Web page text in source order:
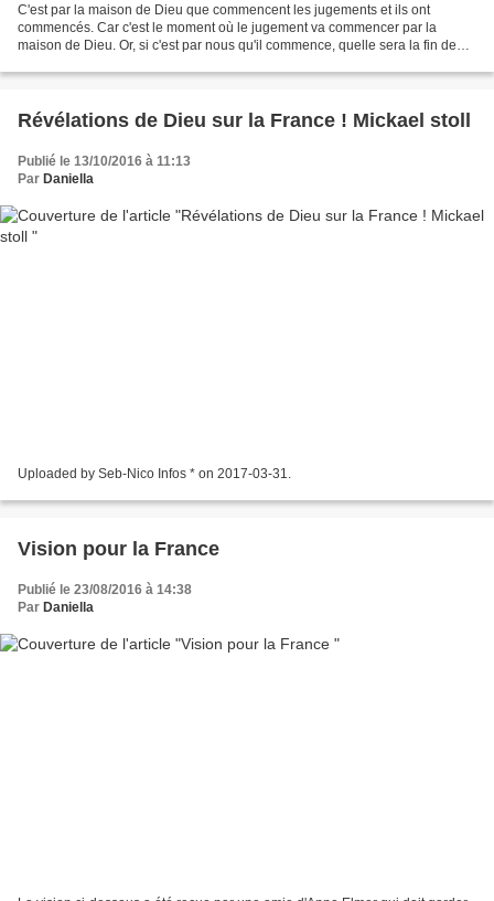
C'est par la maison de Dieu que commencent les jugements et ils ont
commencés. Car c'est le moment où le jugement va commencer par la
maison de Dieu. Or, si c'est par nous qu'il commence, quelle sera la fin de
Révélations de Dieu sur la France ! Mickael stoll
Publié le 13/10/2016 à 11:13
Par Daniella
Uploaded by Seb-Nico Infos * on 2017-03-31.
Vision pour la France
Publié le 23/08/2016 à 14:38
Par Daniella